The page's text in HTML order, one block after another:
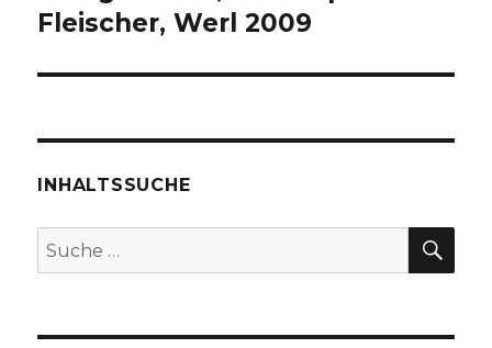
Fleischer, Werl 2009
INHALTSSUCHE
Suche
nach: